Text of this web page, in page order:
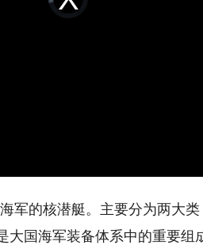
loading.
的核潜艇。主要分为两大类
国海军装备体系中的重要组